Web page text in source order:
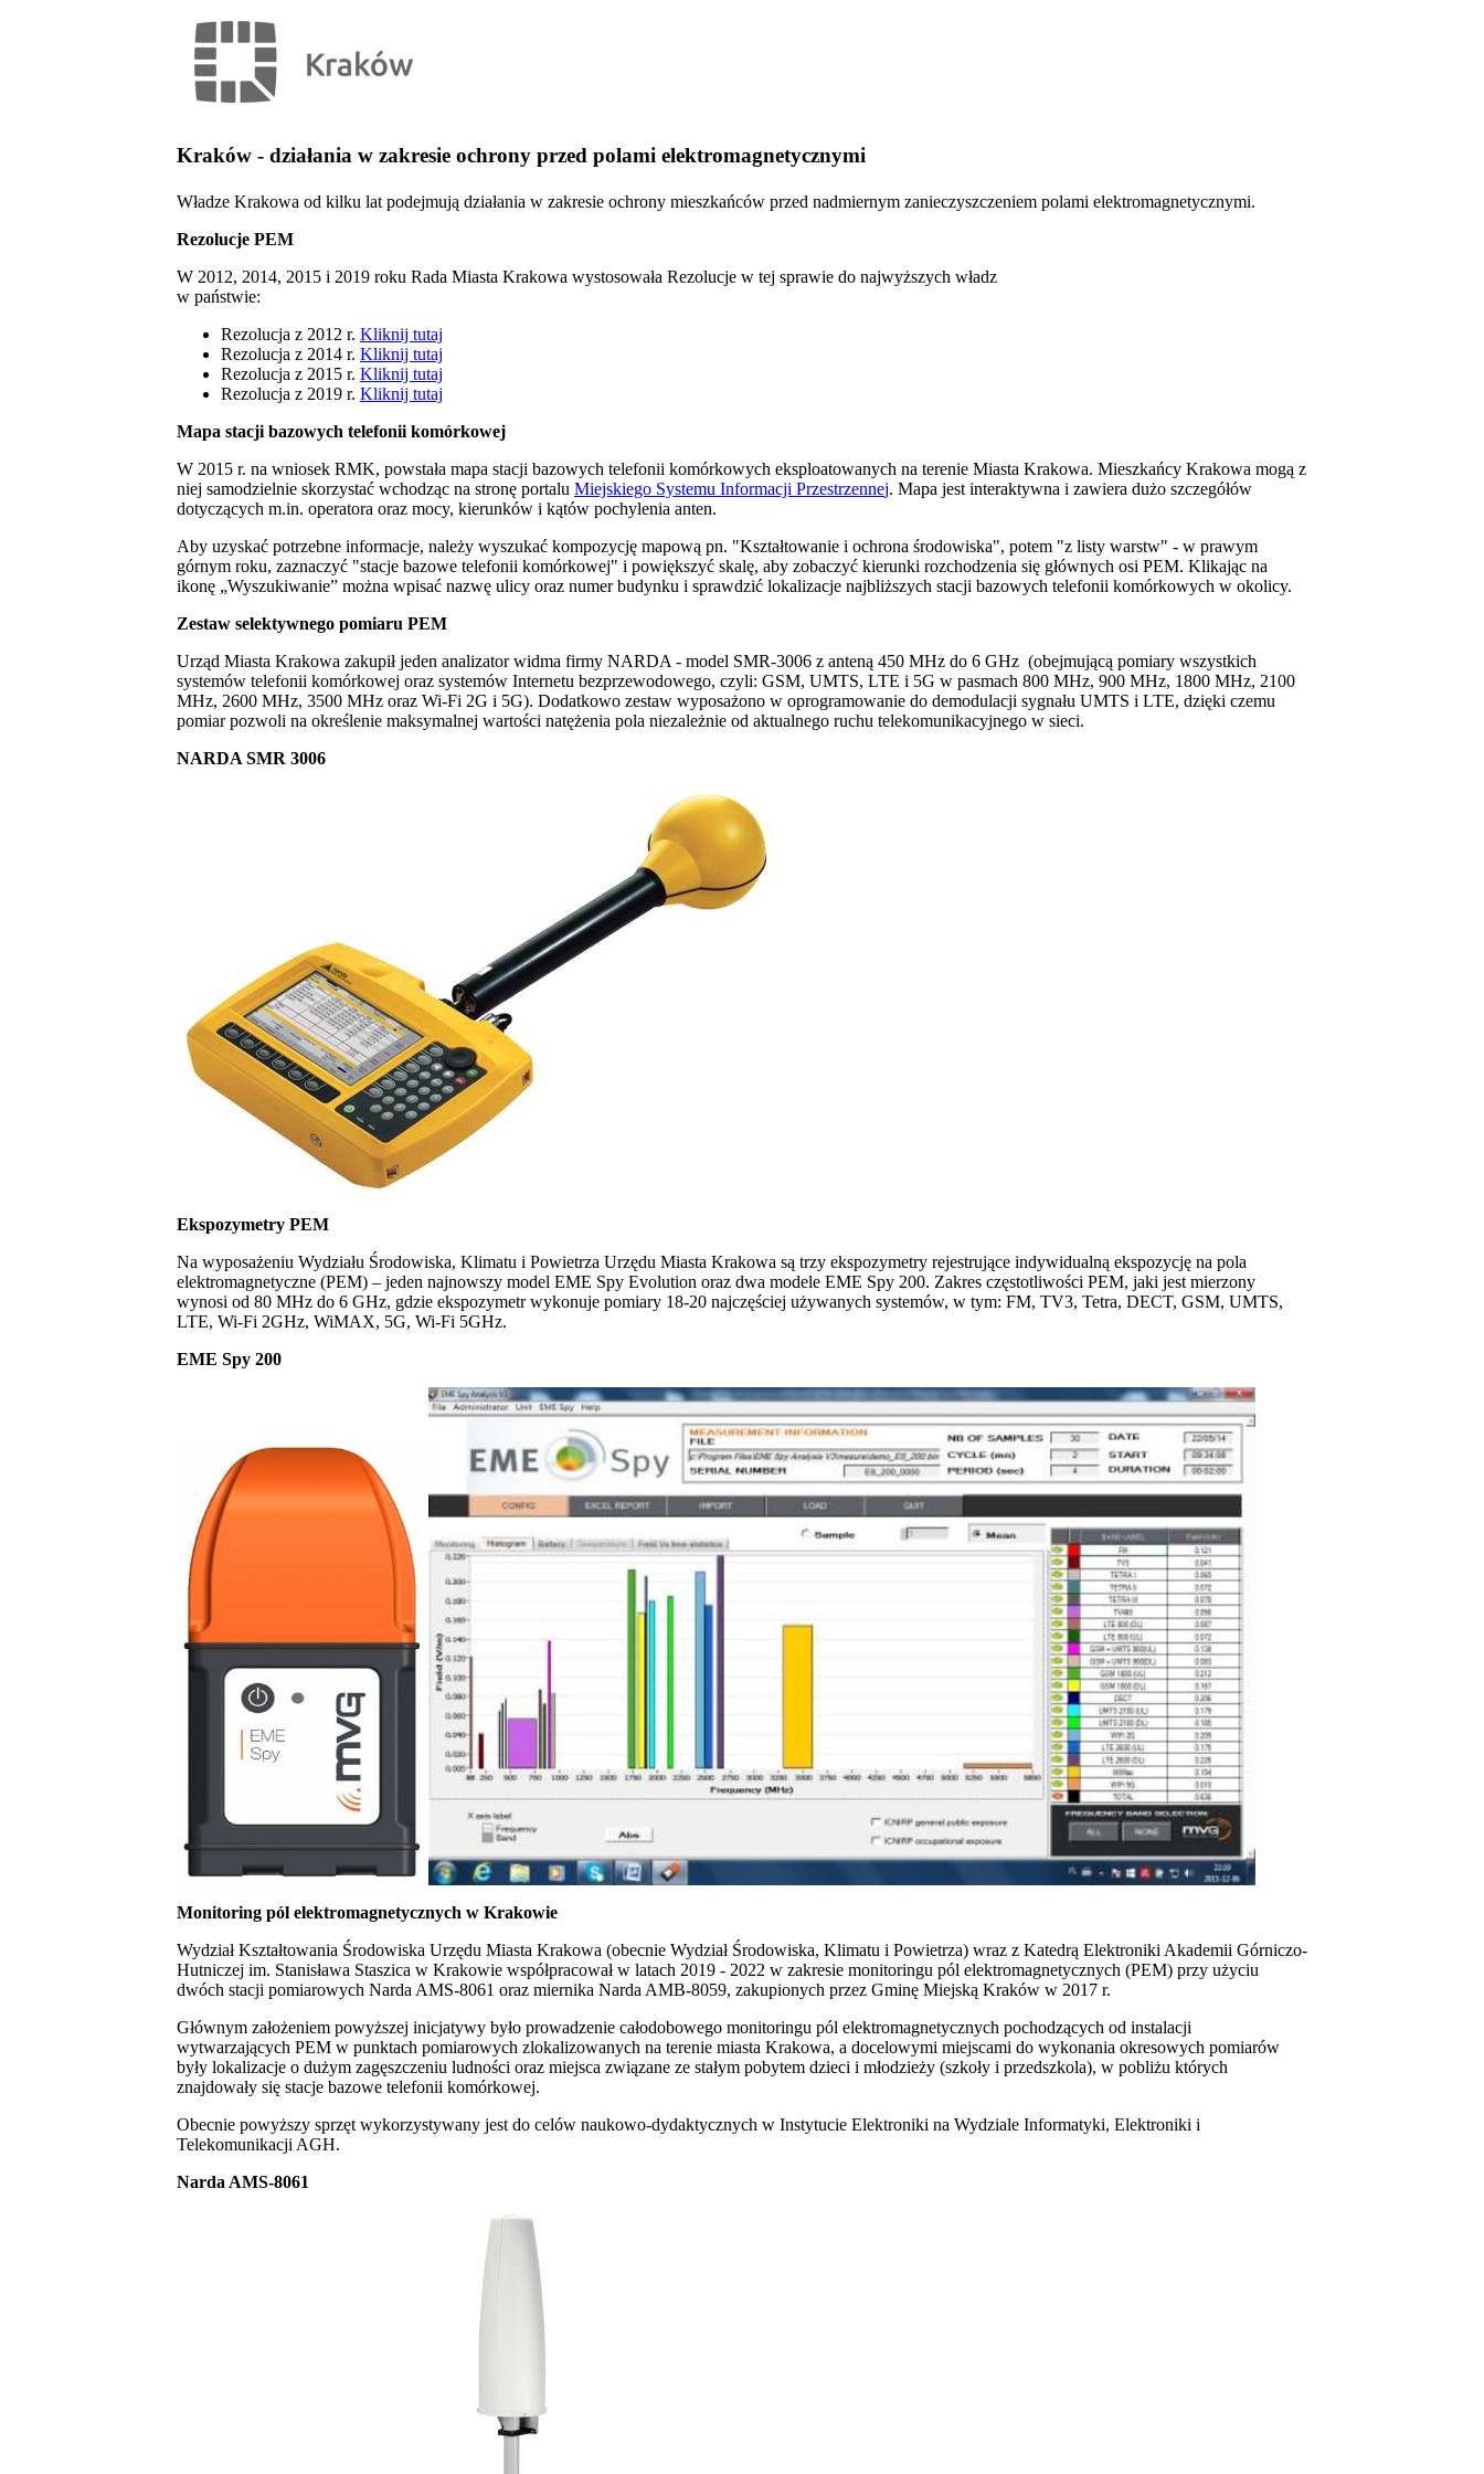
Kraków - działania w zakresie ochrony przed polami elektromagnetycznymi
Władze Krakowa od kilku lat podejmują działania w zakresie ochrony mieszkańców przed nadmiernym zanieczyszczeniem polami elektromagnetycznymi.
Rezolucje PEM
W 2012, 2014, 2015 i 2019 roku Rada Miasta Krakowa wystosowała Rezolucje w tej sprawie do najwyższych władz
w państwie:
Rezolucja z 2012 r. Kliknij tutaj
Rezolucja z 2014 r. Kliknij tutaj
Rezolucja z 2015 r. Kliknij tutaj
Rezolucja z 2019 r. Kliknij tutaj
Mapa stacji bazowych telefonii komórkowej
W 2015 r. na wniosek RMK, powstała mapa stacji bazowych telefonii komórkowych eksploatowanych na terenie Miasta Krakowa. Mieszkańcy Krakowa mogą z
niej samodzielnie skorzystać wchodząc na stronę portalu Miejskiego Systemu Informacji Przestrzennej. Mapa jest interaktywna i zawiera dużo szczegółów
dotyczących m.in. operatora oraz mocy, kierunków i kątów pochylenia anten.
Aby uzyskać potrzebne informacje, należy wyszukać kompozycję mapową pn. "Kształtowanie i ochrona środowiska", potem "z listy warstw" - w prawym
górnym roku, zaznaczyć "stacje bazowe telefonii komórkowej" i powiększyć skalę, aby zobaczyć kierunki rozchodzenia się głównych osi PEM. Klikając na
ikonę „Wyszukiwanie” można wpisać nazwę ulicy oraz numer budynku i sprawdzić lokalizacje najbliższych stacji bazowych telefonii komórkowych w okolicy.
Zestaw selektywnego pomiaru PEM
Urząd Miasta Krakowa zakupił jeden analizator widma firmy NARDA - model SMR-3006 z anteną 450 MHz do 6 GHz (obejmującą pomiary wszystkich
systemów telefonii komórkowej oraz systemów Internetu bezprzewodowego, czyli: GSM, UMTS, LTE i 5G w pasmach 800 MHz, 900 MHz, 1800 MHz, 2100
MHz, 2600 MHz, 3500 MHz oraz Wi-Fi 2G i 5G). Dodatkowo zestaw wyposażono w oprogramowanie do demodulacji sygnału UMTS i LTE, dzięki czemu
pomiar pozwoli na określenie maksymalnej wartości natężenia pola niezależnie od aktualnego ruchu telekomunikacyjnego w sieci.
NARDA SMR 3006
Ekspozymetry PEM
Na wyposażeniu Wydziału Środowiska, Klimatu i Powietrza Urzędu Miasta Krakowa są trzy ekspozymetry rejestrujące indywidualną ekspozycję na pola
elektromagnetyczne (PEM) – jeden najnowszy model EME Spy Evolution oraz dwa modele EME Spy 200. Zakres częstotliwości PEM, jaki jest mierzony
wynosi od 80 MHz do 6 GHz, gdzie ekspozymetr wykonuje pomiary 18-20 najczęściej używanych systemów, w tym: FM, TV3, Tetra, DECT, GSM, UMTS,
LTE, Wi-Fi 2GHz, WiMAX, 5G, Wi-Fi 5GHz.
EME Spy 200
Monitoring pól elektromagnetycznych w Krakowie
Wydział Kształtowania Środowiska Urzędu Miasta Krakowa (obecnie Wydział Środowiska, Klimatu i Powietrza) wraz z Katedrą Elektroniki Akademii Górniczo-
Hutniczej im. Stanisława Staszica w Krakowie współpracował w latach 2019 - 2022 w zakresie monitoringu pól elektromagnetycznych (PEM) przy użyciu
dwóch stacji pomiarowych Narda AMS-8061 oraz miernika Narda AMB-8059, zakupionych przez Gminę Miejską Kraków w 2017 r.
Głównym założeniem powyższej inicjatywy było prowadzenie całodobowego monitoringu pól elektromagnetycznych pochodzących od instalacji
wytwarzających PEM w punktach pomiarowych zlokalizowanych na terenie miasta Krakowa, a docelowymi miejscami do wykonania okresowych pomiarów
były lokalizacje o dużym zagęszczeniu ludności oraz miejsca związane ze stałym pobytem dzieci i młodzieży (szkoły i przedszkola), w pobliżu których
znajdowały się stacje bazowe telefonii komórkowej.
Obecnie powyższy sprzęt wykorzystywany jest do celów naukowo-dydaktycznych w Instytucie Elektroniki na Wydziale Informatyki, Elektroniki i
Telekomunikacji AGH.
Narda AMS-8061